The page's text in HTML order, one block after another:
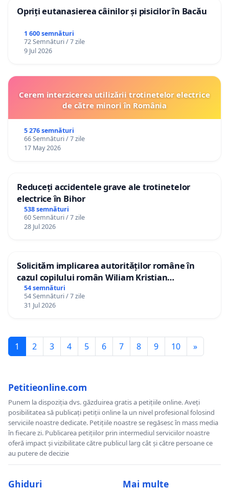
Opriți eutanasierea câinilor și pisicilor în Bacău
1 600 semnături
72 Semnături / 7 zile
9 Jul 2026
Cerem interzicerea utilizării trotinetelor electrice
de către minori în România
5 276 semnături
66 Semnături / 7 zile
17 May 2026
Reduceți accidentele grave ale trotinetelor
electrice în Bihor
538 semnături
60 Semnături / 7 zile
28 Jul 2026
Solicităm implicarea autorităților române în
cazul copilului român Wiliam Kristian
Gheorghe, aflat în plasament în Danemarca de
12 ani
54 semnături
54 Semnături / 7 zile
31 Jul 2026
1 2 3 4 5 6 7 8 9 10 »
Petitieonline.com
Punem la dispoziția dvs. găzduirea gratis a petițiile online. Aveți
posibilitatea să publicați petiții online la un nivel profesional folosind
serviciile noastre dedicate. Petițiile noastre se regăsesc în mass media
în fiecare zi. Publicarea petițiilor prin intermediul serviciilor noastre
oferă impact și vizibilitate către publicul larg cât și către persoane ce
au putere de decizie
Ghiduri Mai multe